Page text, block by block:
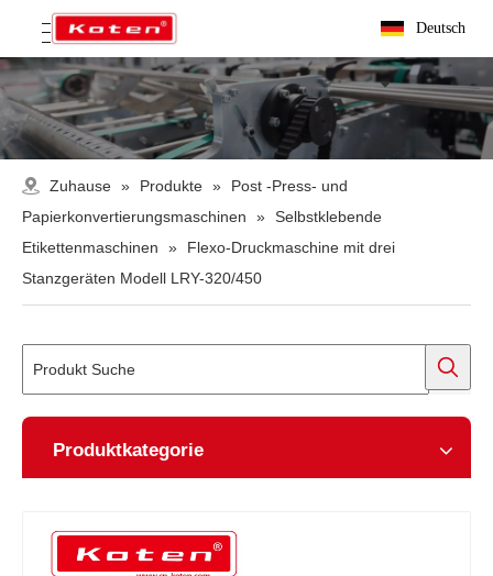
Deutsch
Zuhause » Produkte »
Post -Press- und
Papierkonvertierungsmaschinen
» Selbstklebende
Etikettenmaschinen
»
Flexo-Druckmaschine mit drei
Stanzgeräten Modell LRY-320/450
Produktkategorie